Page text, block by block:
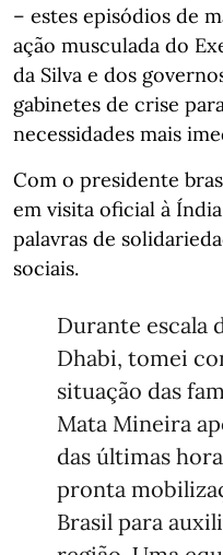
– estes episódios de
ação musculada do
da Silva e dos
gabinetes de crise
necessidades mais
Com o presidente
em visita oficial à
palavras de
sociais.
Durante escala
Dhabi, tomei
situação das
Mata Mineira
das últimas
pronta
Brasil para